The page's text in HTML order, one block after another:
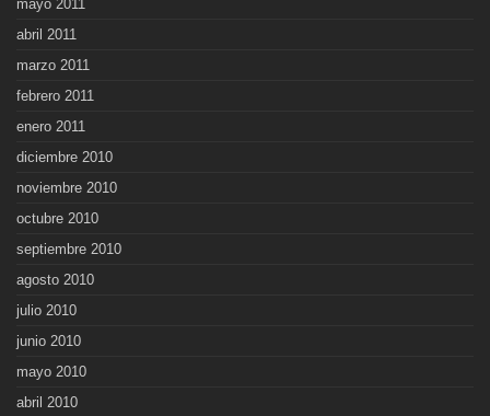
mayo 2011
abril 2011
marzo 2011
febrero 2011
enero 2011
diciembre 2010
noviembre 2010
octubre 2010
septiembre 2010
agosto 2010
julio 2010
junio 2010
mayo 2010
abril 2010